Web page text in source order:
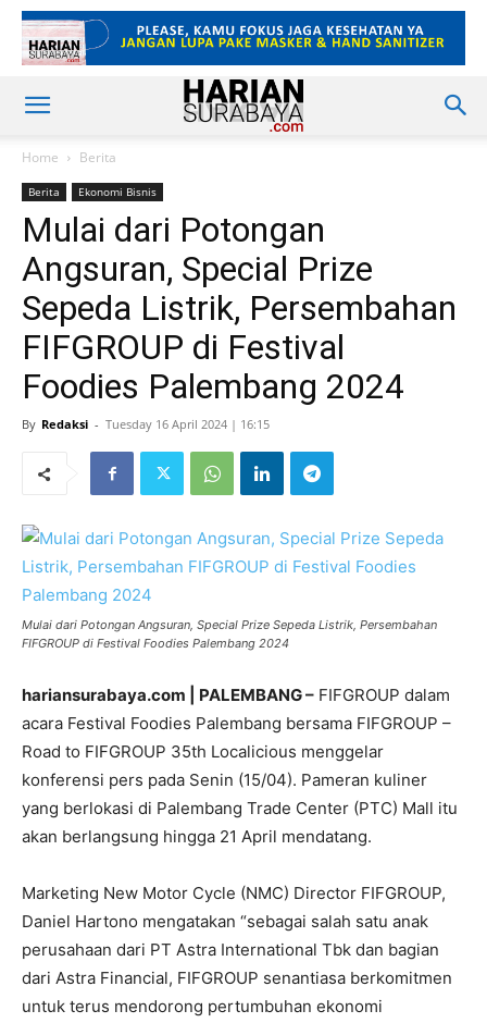
Home Berita
Berita Ekonomi Bisnis
Mulai dari Potongan
Angsuran, Special Prize
Sepeda Listrik, Persembahan
FIFGROUP di Festival
Foodies Palembang 2024
By Redaksi - Tuesday 16 April 2024 | 16:15
Mulai dari Potongan Angsuran, Special Prize Sepeda Listrik, Persembahan
FIFGROUP di Festival Foodies Palembang 2024
hariansurabaya.com | PALEMBANG – FIFGROUP dalam
acara Festival Foodies Palembang bersama FIFGROUP –
Road to FIFGROUP 35th Localicious menggelar
konferensi pers pada Senin (15/04). Pameran kuliner
yang berlokasi di Palembang Trade Center (PTC) Mall itu
akan berlangsung hingga 21 April mendatang.
Marketing New Motor Cycle (NMC) Director FIFGROUP,
Daniel Hartono mengatakan “sebagai salah satu anak
perusahaan dari PT Astra International Tbk dan bagian
dari Astra Financial, FIFGROUP senantiasa berkomitmen
untuk terus mendorong pertumbuhan ekonomi